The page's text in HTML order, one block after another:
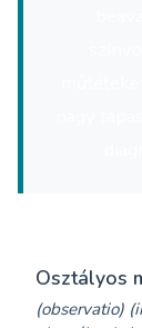
Osztályos
(observatio)